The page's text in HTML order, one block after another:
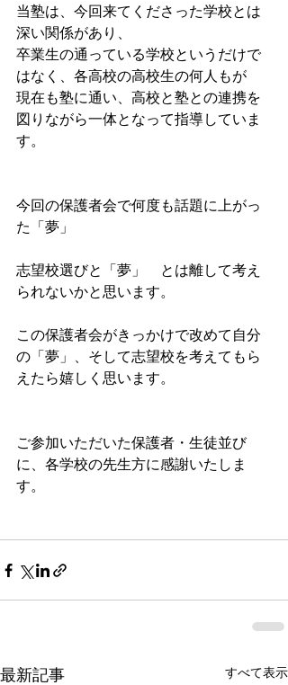
当塾は、今回来てくださった学校とは
深い関係があり、
卒業生の通っている学校というだけで
はなく、各高校の高校生の何人もが
現在も塾に通い、高校と塾との連携を
図りながら一体となって指導していま
す。
今回の保護者会で何度も話題に上がっ
た「夢」
志望校選びと「夢」　とは離して考え
られないかと思います。
この保護者会がきっかけで改めて自分
の「夢」、そして志望校を考えてもら
えたら嬉しく思います。
ご参加いただいた保護者・生徒並び
に、各学校の先生方に感謝いたしま
す。
最新記事 すべて表示